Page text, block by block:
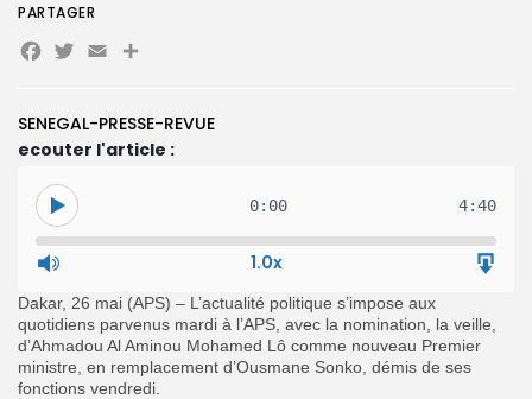
Button
FR
SENEGAL-PRESSE-REVUE
ecouter l'article :
0:00 4:40
1.0x
Dakar, 26 mai (APS) – L’actualité politique s’impose aux
quotidiens parvenus mardi à l’APS, avec la nomination, la veille,
d’Ahmadou Al Aminou Mohamed Lô comme nouveau Premier
ministre, en remplacement d’Ousmane Sonko, démis de ses
fonctions vendredi.
PARTAGER
Facebook
Twitter
EmailPartager